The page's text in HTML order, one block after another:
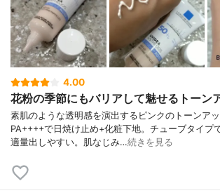
4.00
花粉の季節にもバリアして魅せるトーン
素肌のような透明感を演出するピンクのトーンア
PA++++で日焼け止め+化粧下地。チューブタイプ
適量出しやすい。肌なじみ…続きを見る